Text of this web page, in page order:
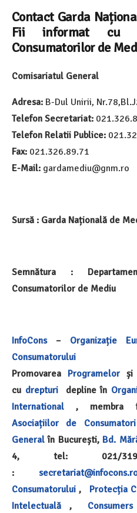
Contact Garda
Fii informat cu
Consumatorilor de
Comisariatul General
Adresa: B-Dul Unirii,
Telefon Secretariat:
Telefon Relatii Publice:
Fax: 021.326.89.71
E-Mail: gardamediu@gnm.ro
Sursă : Garda Națională de
Semnătura :
Consumatorilor de Mediu
InfoCons– Organizație
Consumatorului
Promovarea Programelor
cu drepturidepline în
International , membra
Asociațiilor de Consumatori
General în București, Bd.
4, tel: 021/
:
Consumatorului , Protecția
Intelectuală ,